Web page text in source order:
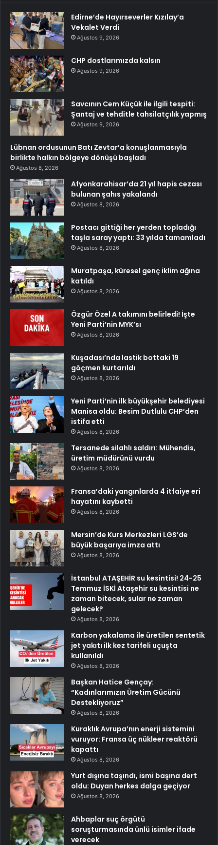
Edirne’de Hayırseverler Kızılay’a
Vekalet Verdi
Ağustos 9, 2026
CHP dostlarımızda kalsın
Ağustos 9, 2026
Savcının Cem Küçük ile ilgili tespiti:
Şantaj ve tehditle tahsilatçılık yapmış
Ağustos 9, 2026
Lübnan ordusunun Batı Zevtar’a konuşlanmasıyla
birlikte halkın bölgeye dönüşü başladı
Ağustos 8, 2026
Afyonkarahisar’da 21 yıl hapis cezası
bulunan şahıs yakalandı
Ağustos 8, 2026
Postacı gittiği her yerden topladığı
taşla saray yaptı: 33 yılda tamamladı
Ağustos 8, 2026
Muratpaşa, küresel genç iklim ağına
katıldı
Ağustos 8, 2026
Özgür Özel A takımını belirledi! İşte
Yeni Parti’nin MYK’sı
Ağustos 8, 2026
Kuşadası’nda lastik bottaki 19
göçmen kurtarıldı
Ağustos 8, 2026
Yeni Parti’nin ilk büyükşehir belediyesi
Manisa oldu: Besim Dutlulu CHP’den
istifa etti
Ağustos 8, 2026
Tersanede silahlı saldırı: Mühendis,
üretim müdürünü vurdu
Ağustos 8, 2026
Fransa’daki yangınlarda 4 itfaiye eri
hayatını kaybetti
Ağustos 8, 2026
Mersin’de Kurs Merkezleri LGS’de
büyük başarıya imza attı
Ağustos 8, 2026
İstanbul ATAŞEHİR su kesintisi! 24-25
Temmuz İSKİ Ataşehir su kesintisi ne
zaman bitecek, sular ne zaman
gelecek?
Ağustos 8, 2026
Karbon yakalama ile üretilen sentetik
jet yakıtı ilk kez tarifeli uçuşta
kullanıldı
Ağustos 8, 2026
Başkan Hatice Gençay:
“Kadınlarımızın Üretim Gücünü
Destekliyoruz”
Ağustos 8, 2026
Kuraklık Avrupa’nın enerji sistemini
vuruyor: Fransa üç nükleer reaktörü
kapattı
Ağustos 8, 2026
Yurt dışına taşındı, ismi başına dert
oldu: Duyan herkes dalga geçiyor
Ağustos 8, 2026
Ahbaplar suç örgütü
soruşturmasında ünlü isimler ifade
verecek